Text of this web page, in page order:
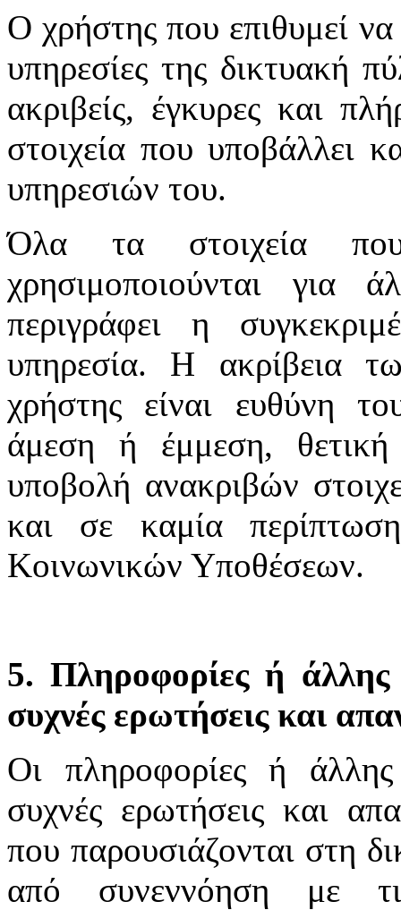
Ο χρήστης που επιθυμεί να
υπηρεσίες της δικτυακή
ακριβείς, έγκυρες και
στοιχεία που υποβάλλει
υπηρεσιών του.
Όλα τα στοιχεία
χρησιμοποιούνται
περιγράφει η
υπηρεσία. Η ακρίβεια
χρήστης είναι ευθύνη
άμεση ή έμμεση,
υποβολή ανακριβών
και σε καμία
Κοινωνικών Υποθέσεων.
5. Πληροφορίες ή άλλης
συχνές ερωτήσεις και
Οι πληροφορίες ή άλλης
συχνές ερωτήσεις και
που παρουσιάζονται στη
από συνεννόηση με